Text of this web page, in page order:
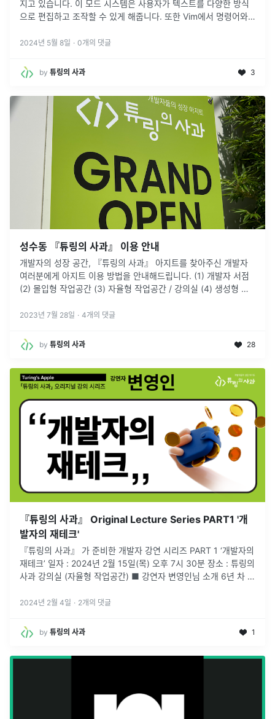
지고 있습니다. 이 모드 시스템은 사용자가 텍스트를 다양한 방식
으로 편집하고 조작할 수 있게 해줍니다. 또한 Vim에서 명령어와
무궁무진...
2024년 5월 8일 · 0개의 댓글
by 튜링의 사과 3
성수동 『튜링의 사과』 이용 안내
개발자의 성장 공간, 『튜링의 사과』 아지트를 찾아주신 개발자
여러분에게 아지트 이용 방법을 안내해드립니다. (1) 개발자 서점
(2) 몰입형 작업공간 (3) 자율형 작업공간 / 강의실 (4) 생성형 인
2023년 7월 28일 · 4개의 댓글
by 튜링의 사과 28
『튜링의 사과』 Original Lecture Series PART1 '개
발자의 재테크'
『튜링의 사과』 가 준비한 개발자 강연 시리즈 PART 1 ‘개발자의
재테크’ 일자 : 2024년 2월 15일(목) 오후 7시 30분 장소 : 튜링의
사과 강의실 (자율형 작업공간) ■ 강연자 변영인님 소개 6년 차 개
2024년 2월 4일 · 2개의 댓글
by 튜링의 사과 1